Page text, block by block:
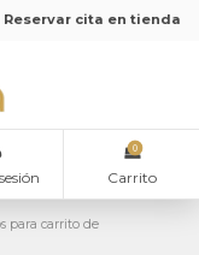
Reservar cita en tienda
0
Carrito
para carrito de